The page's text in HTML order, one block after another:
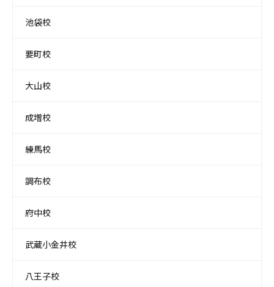
池袋校
要町校
大山校
成増校
練馬校
調布校
府中校
武蔵小金井校
八王子校